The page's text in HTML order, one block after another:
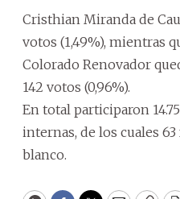
Cristhian Miranda de
votos (1,49%), mientras
Colorado Renovador
142 votos (0,96%).
En total participaron
internas, de los cuales
blanco.